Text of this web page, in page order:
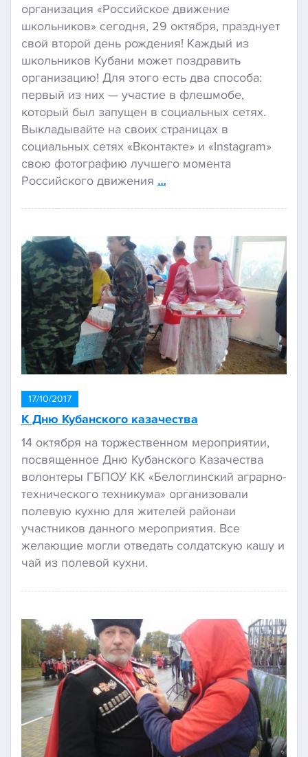
организация «Российское движение
школьников» сегодня, 29 октября, празднует
свой второй день рождения! Каждый из
школьников Кубани может поздравить
организацию! Для этого есть два способа:
первый из них — участие в флешмобе,
который был запущен в социальных сетях.
Выкладывайте на своих страницах в
социальных сетях «Вконтакте» и «Instagram»
свою фотографию лучшего момента
Российского движения …
17/10/2017
К Дню Кубанского казачества
14 октября на торжественном мероприятии,
посвященное Дню Кубанского Казачества
волонтеры ГБПОУ КК «Белоглинский аграрно-
технического техникума» организовали
полевую кухню для жителей районаи
участников данного мероприятия. Все
желающие могли отведать солдатскую кашу и
чай из полевой кухни.